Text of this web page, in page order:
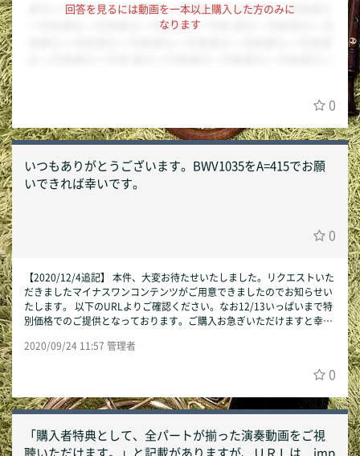
回答を見るには動画を一本以上購入した方のみに
なります
ダミーですダミーですダミーですダミーですダミーですダミ
ーですダミーですダミーですダミーです ダミーですダミーで
0
いつもありがとうございます。BWV1035をA=415でお願
いできれば幸いです。
0
【2020/12/4追記】 本件、大変お待たせいたしました。リクエストいた
だきましたマイナスワンコンテンツがご用意できましたのでお知らせい
たします。 以下のURLよりご確認ください。なお12/13いっぱいまで特
別価格でのご提供となっております。ご購入お急ぎいただけますと幸い
ccompanist/video/c19775 Smart Accompanist運営事務局 ーーーーー
リースされた場合のみ、改めてこちらにてご連絡させていただきます。
rt Accompanist運営事務局
2020/09/24 11:57 管理者
0
「購入者特典として、全パートが揃った演奏動画をご視